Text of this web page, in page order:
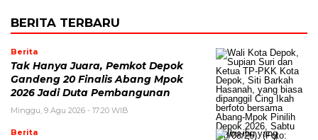
BERITA TERBARU
Berita
Tak Hanya Juara, Pemkot Depok
Gandeng 20 Finalis Abang Mpok
2026 Jadi Duta Pembangunan
Minggu, 9 Agu 2026 - 17:20 WIB
Berita